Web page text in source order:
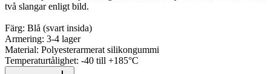
två slangar enligt bild.
Färg: Blå (svart insida)
Armering: 3-4 lager
Material: Polyesterarmerat silikongummi
Temperaturtålighet: -40 till +185°C